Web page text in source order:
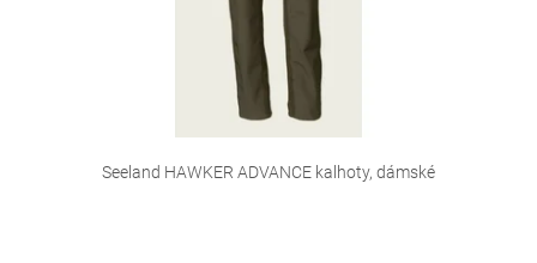
Seeland HAWKER ADVANCE kalhoty, dámské